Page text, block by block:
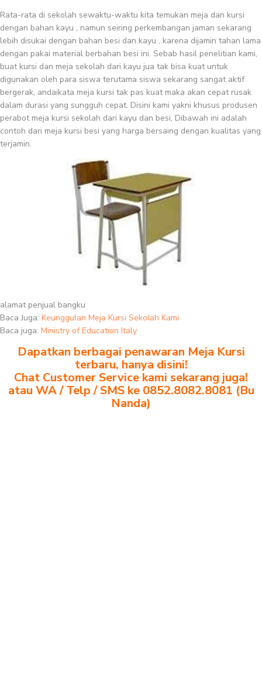
Rata-rata di sekolah sewaktu-waktu kita temukan meja dan kursi
dengan bahan kayu , namun seiring perkembangan jaman sekarang
lebih disukai dengan bahan besi dan kayu , karena dijamin tahan lama
dengan pakai material berbahan besi ini. Sebab hasil penelitian kami,
buat kursi dan meja sekolah dari kayu jua tak bisa kuat untuk
digunakan oleh para siswa terutama siswa sekarang sangat aktif
bergerak, andaikata meja kursi tak pas kuat maka akan cepat rusak
dalam durasi yang sungguh cepat. Disini kami yakni khusus produsen
perabot meja kursi sekolah dari kayu dan besi, Dibawah ini adalah
contoh dari meja kursi besi yang harga bersaing dengan kualitas yang
terjamin.
alamat penjual bangku
Baca Juga: Keunggulan Meja Kursi Sekolah Kami
Baca juga: Ministry of Education Italy
Dapatkan berbagai penawaran Meja Kursi
terbaru, hanya disini!
Chat Customer Service kami sekarang juga!
atau WA / Telp / SMS ke 0852.8082.8081 (Bu
Nanda)